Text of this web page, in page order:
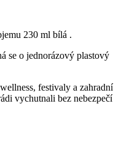
230 ml bílá .
se o jednorázový plastový
festivaly a zahradní
vychutnali bez nebezpečí